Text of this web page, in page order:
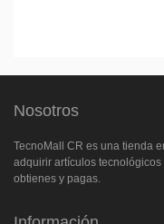
Nosotros
TecnoMall CR es una tienda
adquirir artículos
obtienes y pagas.